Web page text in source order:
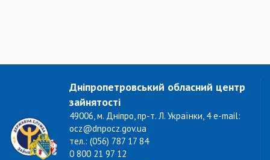
Дніпропетровський обласний центр
зайнятості
49006, м. Дніпро, пр-т. Л. Українки, 4 e-mail:
ocz@dnpocz.gov.ua
тел.: (056) 787 17 84
0 800 21 97 12